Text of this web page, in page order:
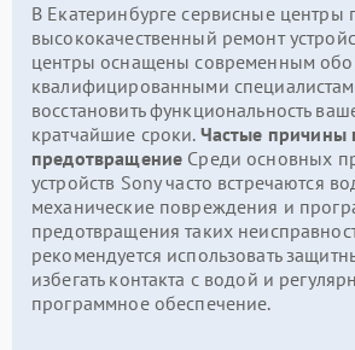
В Екатеринбурге сервисные центры
высококачественный ремонт
центры оснащены современным
квалифицированными
восстановить функциональность
кратчайшие сроки. Частые причины
предотвращение Среди основных
устройств Sony часто встречаются
механические повреждения и
предотвращения таких
рекомендуется использовать
избегать контакта с водой и
программное обеспечение.